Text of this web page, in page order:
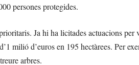
persones protegides.
Ja hi ha licitades actuacions
milió d’euros en 195 hectàrees. Per
arbres.